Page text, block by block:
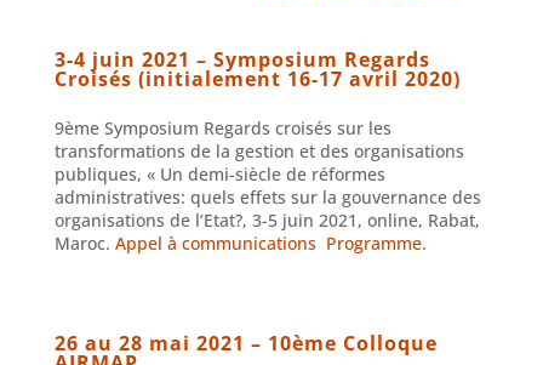
3-4 juin 2021 – Symposium Regards
Croisés (initialement 16-17 avril 2020)
9ème Symposium Regards croisés sur les
transformations de la gestion et des organisations
publiques, « Un demi-siècle de réformes
administratives: quels effets sur la gouvernance des
organisations de l’Etat?, 3-5 juin 2021, online, Rabat,
Maroc. Appel à communications Programme.
26 au 28 mai 2021 – 10ème Colloque